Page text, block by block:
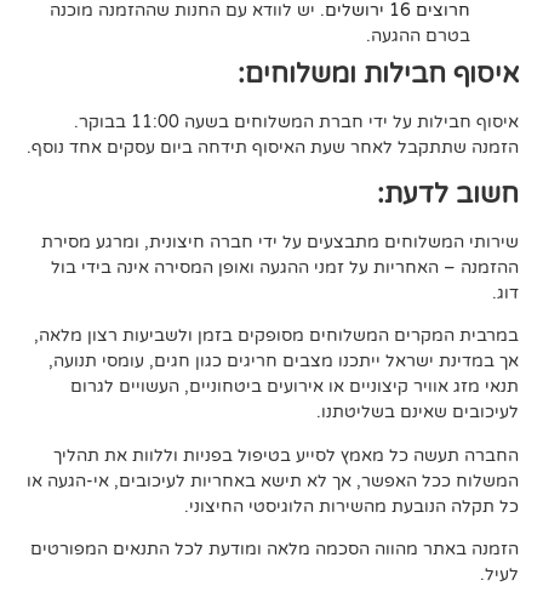
. יש לוודא עם החנות שההזמנה מוכנה
ומשלוחים:
חברת המשלוחים בשעה 11:00 בבוקר.
לאחר שעת האיסוף תידחה ביום עסקים אחד נוסף.
מתבצעים על ידי חברה חיצונית, ומרגע מסירת
על זמני ההגעה ואופן המסירה אינה בידי בול
המשלוחים מסופקים בזמן ולשביעות רצון מלאה,
ייתכנו מצבים חריגים כגון חגים, עומסי תנועה,
או אירועים ביטחוניים, העשויים לגרום
בשליטתנו.
מאמץ לסייע בטיפול בפניות וללוות את תהליך
אך לא תישא באחריות לעיכובים, אי-הגעה או
מהשירות הלוגיסטי החיצוני.
הסכמה מלאה ומודעת לכל התנאים המפורטים